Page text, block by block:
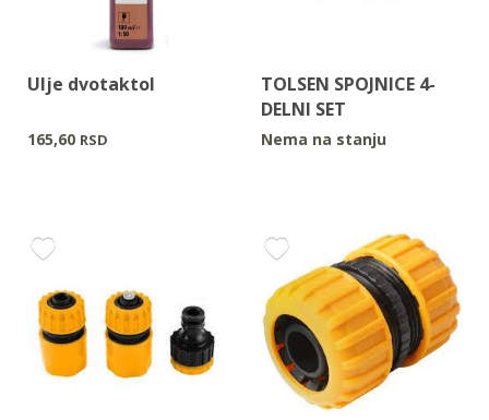
Ulje dvotaktol
165,60 RSD
TOLSEN SPOJNICE 4-
DELNI SET
Nema na stanju